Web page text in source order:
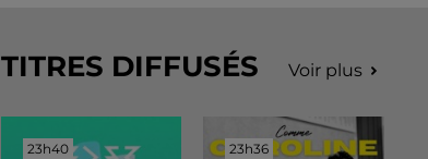
TITRES DIFFUSÉS Voir plus
23h40
23h40 23h36
23h36